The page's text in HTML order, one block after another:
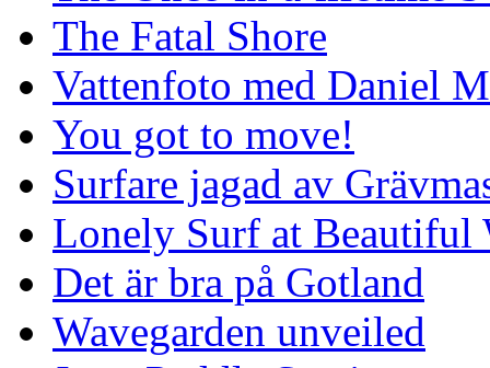
The Fatal Shore
Vattenfoto med Daniel
You got to move!
Surfare jagad av
Lonely Surf at Beautiful
Det är bra på Gotland
Wavegarden unveiled